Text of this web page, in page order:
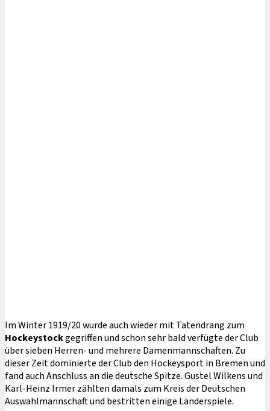
Im Winter 1919/20 wurde auch wieder mit Tatendrang zum
Hockeystockgegriffen und schon sehr bald verfügte der Club
über sieben Herren- und mehrere Damenmannschaften. Zu
dieser Zeit dominierte der Club den Hockeysport in Bremen und
fand auch Anschluss an die deutsche Spitze. Gustel Wilkens und
Karl-Heinz Irmer zählten damals zum Kreis der Deutschen
Auswahlmannschaft und bestritten einige Länderspiele.